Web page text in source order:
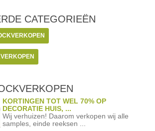
CATEGORIEËN
KORTINGEN TOT WEL 70% OP
DECORATIE HUIS, ...
Wij verhuizen! Daarom verkopen wij alle
samples, einde reeksen ...